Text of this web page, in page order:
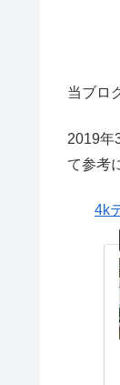
当ブロ
2019年
て参考
4k